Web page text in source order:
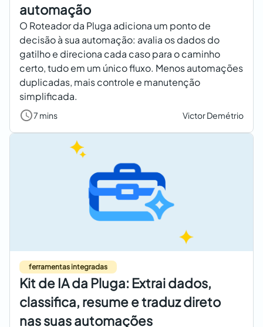
automação
O Roteador da Pluga adiciona um ponto de
decisão à sua automação: avalia os dados do
gatilho e direciona cada caso para o caminho
certo, tudo em um único fluxo. Menos automações
duplicadas, mais controle e manutenção
simplificada.
7 mins Victor Demétrio
ferramentas integradas
Kit de IA da Pluga: Extrai dados,
classifica, resume e traduz direto
nas suas automações